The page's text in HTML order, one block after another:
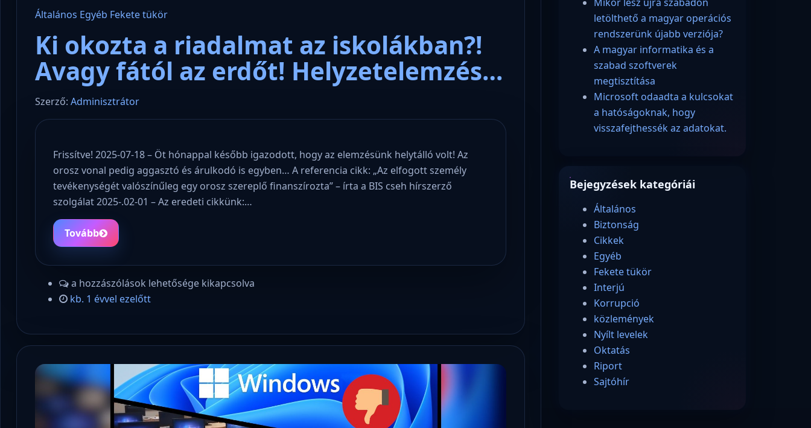
Általános Egyéb Fekete tükör
Ki okozta a riadalmat az iskolákban?!
Avagy fától az erdőt! Helyzetelemzés…
Szerző: Adminisztrátor
Frissítve! 2025-07-18 – Öt hónappal később igazodott, hogy az elemzésünk helytálló volt! Az
orosz vonal pedig aggasztó és árulkodó is egyben… A referencia cikk: „Az elfogott személy
tevékenységét valószínűleg egy orosz szereplő finanszírozta” – írta a BIS cseh hírszerző
szolgálat 2025-.02-01 – Az eredeti cikkünk:…
Tovább
a hozzászólások lehetősége kikapcsolva
kb. 1 évvel ezelőtt
letölthető a magyar operációs
rendszerünk újabb verziója?
A magyar informatika és a
szabad szoftverek
megtisztítása
Microsoft odaadta a kulcsokat
a hatóságoknak, hogy
visszafejthessék az adatokat.
Bejegyzések kategóriái
Általános
Biztonság
Cikkek
Egyéb
Fekete tükör
Interjú
Korrupció
közlemények
Nyílt levelek
Oktatás
Riport
Sajtóhír